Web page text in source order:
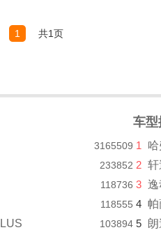
1 共1页
3165509
233852
118736
118555
103894
车型
1
2 轩
3 逸
4 帕
5 朗